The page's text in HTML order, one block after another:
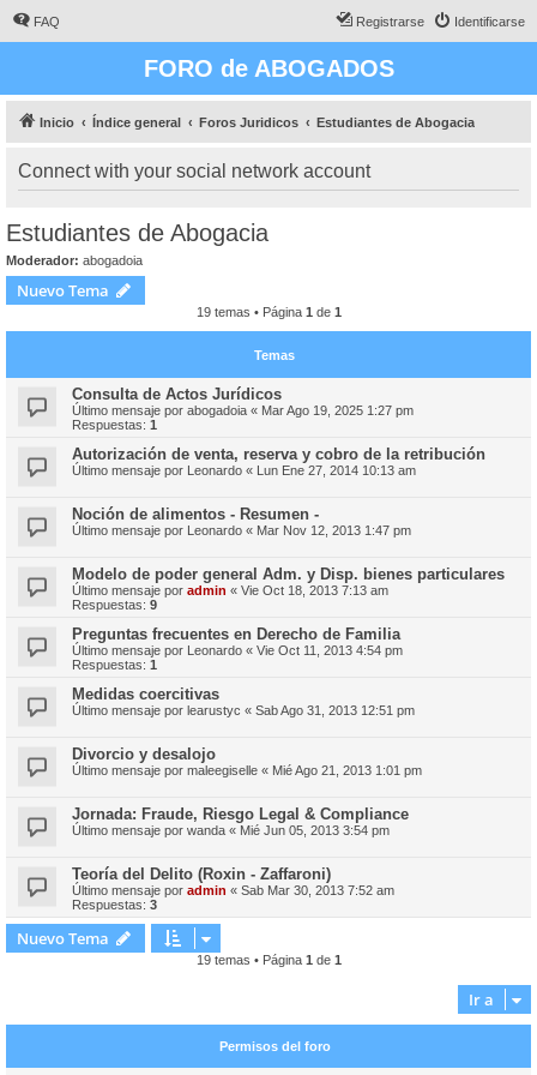
FAQ Identificarse
Registrarse
FORO de ABOGADOS
Inicio Índice general Foros Juridicos Estudiantes de Abogacia
Connect with your social network account
Estudiantes de Abogacia
Moderador: abogadoia
Nuevo Tema
19 temas • Página 1 de 1
Temas
Consulta de Actos Jurídicos
Último mensaje por abogadoia « Mar Ago 19, 2025 1:27 pm
Respuestas: 1
Autorización de venta, reserva y cobro de la retribución
Último mensaje por Leonardo « Lun Ene 27, 2014 10:13 am
Noción de alimentos - Resumen -
Último mensaje por Leonardo « Mar Nov 12, 2013 1:47 pm
Modelo de poder general Adm. y Disp. bienes particulares
Último mensaje por admin « Vie Oct 18, 2013 7:13 am
Respuestas: 9
Preguntas frecuentes en Derecho de Familia
Último mensaje por Leonardo « Vie Oct 11, 2013 4:54 pm
Respuestas: 1
Medidas coercitivas
Último mensaje por learustyc « Sab Ago 31, 2013 12:51 pm
Divorcio y desalojo
Último mensaje por maleegiselle « Mié Ago 21, 2013 1:01 pm
Jornada: Fraude, Riesgo Legal & Compliance
Último mensaje por wanda « Mié Jun 05, 2013 3:54 pm
Teoría del Delito (Roxin - Zaffaroni)
Último mensaje por admin « Sab Mar 30, 2013 7:52 am
Respuestas: 3
Nuevo Tema
19 temas • Página 1 de 1
Ir a
Permisos del foro